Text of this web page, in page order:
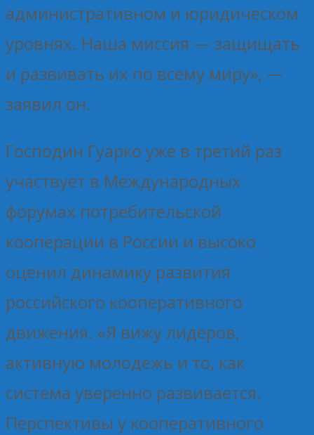
административном и юридическом
уровнях. Наша миссия — защищать
и развивать их по всему миру», —
заявил он.
Господин Гуарко уже в третий раз
участвует в Международных
форумах потребительской
кооперации в России и высоко
оценил динамику развития
российского кооперативного
движения. «Я вижу лидеров,
активную молодежь и то, как
система уверенно развивается.
Перспективы у кооперативного